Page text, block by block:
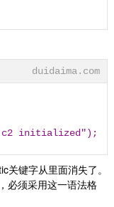
duidaima.com
c2 initialized");
键字从里面消失了。
必须采用这一语法格